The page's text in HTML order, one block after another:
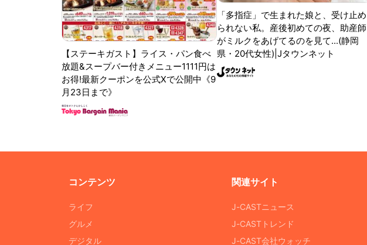
【ステーキガスト】ライス・パン食べ
放題&スープバー付きメニュー1111円は
お得!最新クーポンを公式Xで公開中《9
月23日まで》
「多指症」で生まれた娘と、受け止め
られない私。産後初めての夜、助産師
がミルクをあげてるのを見て...(静岡
県・20代女性)|Jタウンネット
コンテンツ
ライフ
グルメ
デジタル
関連サイト
J-CASTニュース
J-CASTトレンド
J-CAST会社ウォッチ